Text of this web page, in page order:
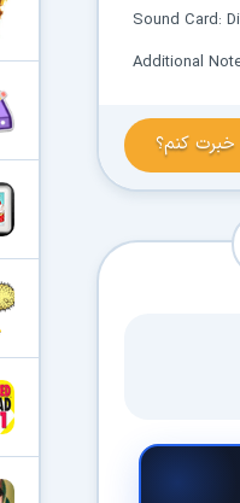
Sound Card:
Additional
کنم؟